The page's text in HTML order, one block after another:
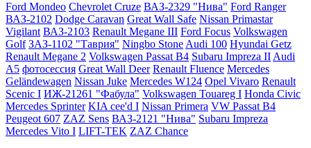
Ford Mondeo Chevrolet Cruze ВАЗ-2329 "Нива" Ford Ranger
ВАЗ-2102 Dodge Caravan Great Wall Safe Nissan Primastar
Vigilant ВАЗ-2103 Renault Megane III Ford Focus Volkswagen
Golf ЗАЗ-1102 "Таврия" Ningbo Stone Audi 100 Hyundai Getz
Renault Megane 2 Volkswagen Passat B4 Subaru Impreza II Audi
A5 фотосессия Great Wall Deer Renault Fluence Mercedes
Geländewagen Nissan Juke Mercedes W124 Opel Vivaro Renault
Scenic I ИЖ-21261 "Фабула" Volkswagen Touareg I Honda Civic
Mercedes Sprinter KIA cee'd I Nissan Primera VW Passat B4
Peugeot 607 ZAZ Sens ВАЗ-2121 "Нива" Subaru Impreza
Mercedes Vito I LIFT-TEK ZAZ Chance